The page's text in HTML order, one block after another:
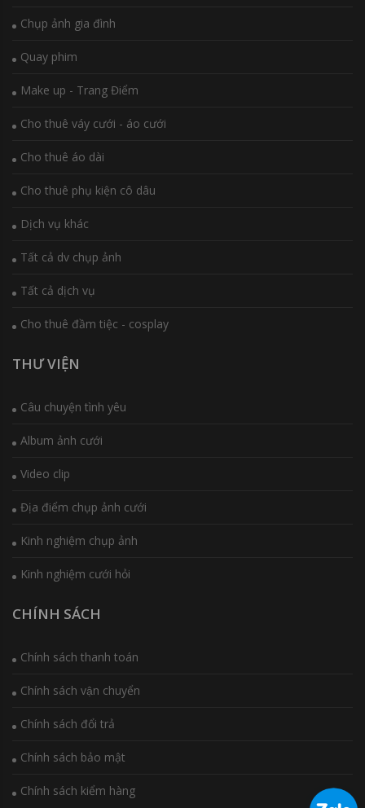
Chụp ảnh gia đình
Quay phim
Make up - Trang Điểm
Cho thuê váy cưới - áo cưới
Cho thuê áo dài
Cho thuê phụ kiện cô dâu
Dịch vụ khác
Tất cả dv chụp ảnh
Tất cả dịch vụ
Cho thuê đầm tiệc - cosplay
THƯ VIỆN
Câu chuyện tình yêu
Album ảnh cưới
Video clip
Địa điểm chụp ảnh cưới
Kinh nghiệm chụp ảnh
Kinh nghiệm cưới hỏi
CHÍNH SÁCH
Chính sách thanh toán
Chính sách vận chuyển
Chính sách đổi trả
Chính sách bảo mật
Chính sách kiểm hàng